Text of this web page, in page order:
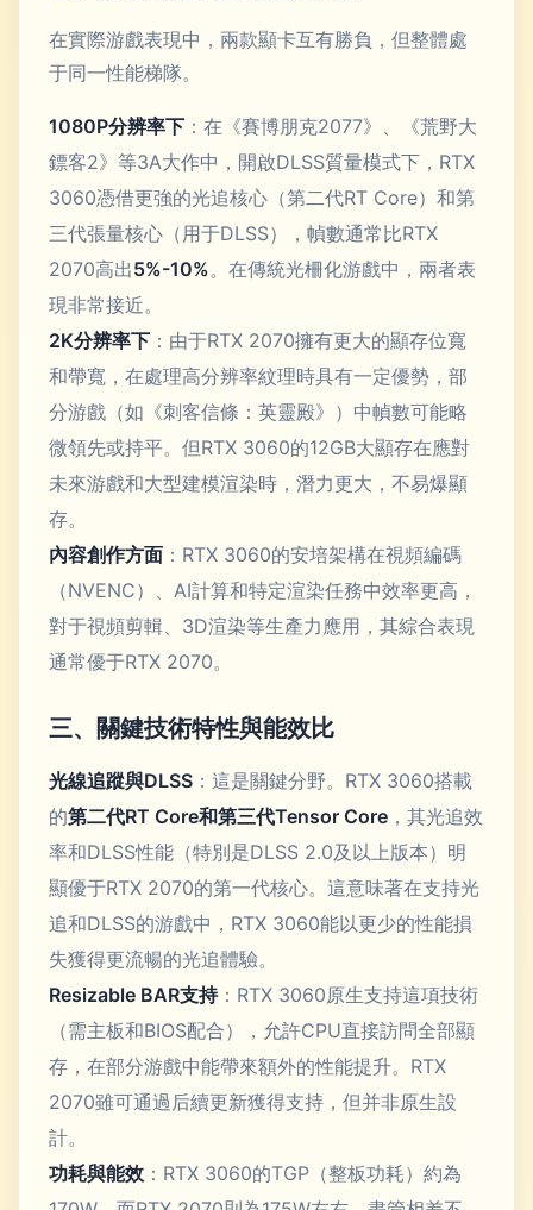
在實際游戲表現中，兩款顯卡互有勝負，但整體處
于同一性能梯隊。
1080P分辨率下 ：在《賽博朋克2077》、《荒野大
鏢客2》等3A大作中，開啟DLSS質量模式下，RTX
3060憑借更強的光追核心（第二代RT Core）和第
三代張量核心（用于DLSS），幀數通常比RTX
2070高出5%-10%。在傳統光柵化游戲中，兩者表
現非常接近。
2K分辨率下 ：由于RTX 2070擁有更大的顯存位寬
和帶寬，在處理高分辨率紋理時具有一定優勢，部
分游戲（如《刺客信條：英靈殿》）中幀數可能略
微領先或持平。但RTX 3060的12GB大顯存在應對
未來游戲和大型建模渲染時，潛力更大，不易爆顯
存。
內容創作方面 ：RTX 3060的安培架構在視頻編碼
（NVENC）、AI計算和特定渲染任務中效率更高，
對于視頻剪輯、3D渲染等生產力應用，其綜合表現
通常優于RTX 2070。
三、關鍵技術特性與能效比
光線追蹤與DLSS ：這是關鍵分野。RTX 3060搭載
的第二代RT Core和第三代Tensor Core ，其光追效
率和DLSS性能（特別是DLSS 2.0及以上版本）明
顯優于RTX 2070的第一代核心。這意味著在支持光
追和DLSS的游戲中，RTX 3060能以更少的性能損
失獲得更流暢的光追體驗。
Resizable BAR支持：RTX 3060原生支持這項技術
（需主板和BIOS配合），允許CPU直接訪問全部顯
存，在部分游戲中能帶來額外的性能提升。RTX
2070雖可通過后續更新獲得支持，但并非原生設
計。
功耗與能效 ：RTX 3060的TGP（整板功耗）約為